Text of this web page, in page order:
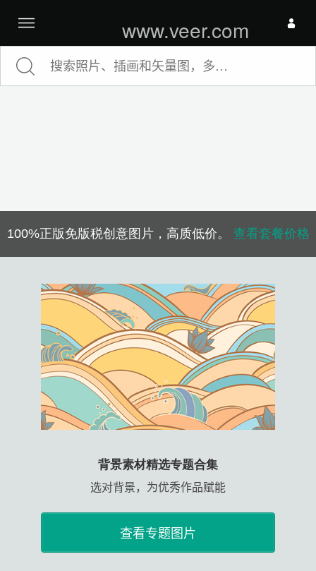
www.veer.com
我的账户
100%正版免版税创意图片，高质低价。 查看套餐价格
背景素材精选专题合集
选对背景，为优秀作品赋能
查看专题图片